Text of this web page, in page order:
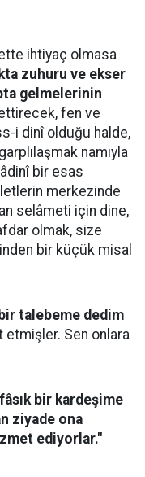
ihtiyaç olmasa
zuhuru ve ekser
gelmelerinin
fen ve
i dinî olduğu halde,
namıyla
bir esas
merkezinde
selâmeti için dine,
olmak, size
bir küçük misal
talebeme dedim
Sen onlara
bir kardeşime
ziyade ona
ediyorlar."